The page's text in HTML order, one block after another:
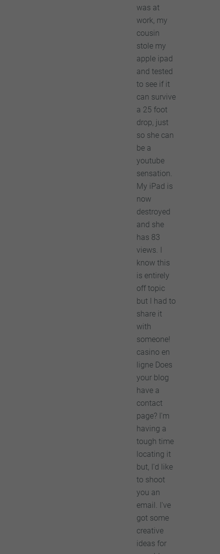
was at
work, my
cousin
stole my
apple ipad
and tested
to see if it
can survive
a 25 foot
drop, just
so she can
be a
youtube
sensation.
My iPad is
now
destroyed
and she
has 83
views. I
know this
is entirely
off topic
but I had to
share it
with
someone!
casino en
ligne Does
your blog
have a
contact
page? I'm
having a
tough time
locating it
but, I'd like
to shoot
you an
email. I've
got some
creative
ideas for